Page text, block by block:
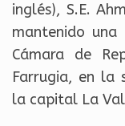
inglés), S.E.
mantenido
Cámara de
Farrugia, en la
la capital La